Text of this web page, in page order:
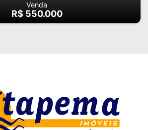
Venda
R$ 550.000